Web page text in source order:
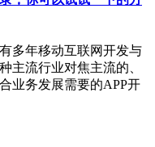
多年移动互联网开发与
主流行业对焦主流的、
业务发展需要的APP开